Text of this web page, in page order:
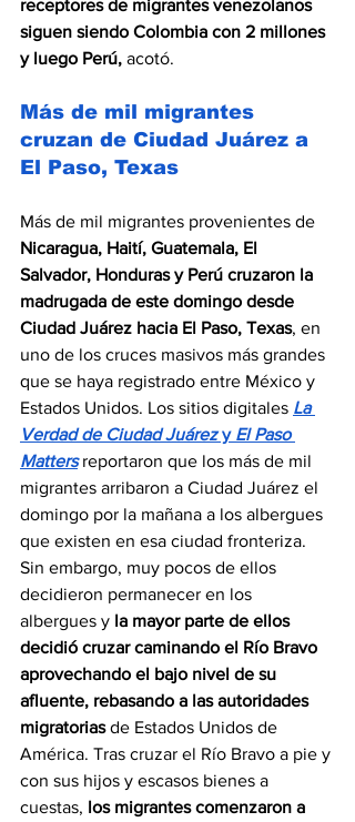
receptores de migrantes venezolanos
siguen siendo Colombia con 2 millones
y luego Perú, acotó.
Más de mil migrantes
cruzan de Ciudad Juárez a
El Paso, Texas
Más de mil migrantes provenientes de
Nicaragua, Haití, Guatemala, El
Salvador, Honduras y Perú cruzaron la
madrugada de este domingo desde
Ciudad Juárez hacia El Paso, Texas, en
uno de los cruces masivos más grandes
que se haya registrado entre México y
Estados Unidos. Los sitios digitales La
Verdad de Ciudad Juárez y El Paso
Matters reportaron que los más de mil
migrantes arribaron a Ciudad Juárez el
domingo por la mañana a los albergues
que existen en esa ciudad fronteriza.
Sin embargo, muy pocos de ellos
decidieron permanecer en los
albergues y la mayor parte de ellos
decidió cruzar caminando el Río Bravo
aprovechando el bajo nivel de su
afluente, rebasando a las autoridades
migratorias de Estados Unidos de
América. Tras cruzar el Río Bravo a pie y
con sus hijos y escasos bienes a
cuestas, los migrantes comenzaron a